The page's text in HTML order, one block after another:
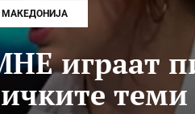
МАКЕДОНИЈА
играат
теми